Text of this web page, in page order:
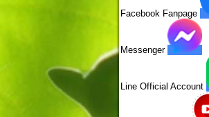
Facebook Fanpage
Messenger
Line Official Account